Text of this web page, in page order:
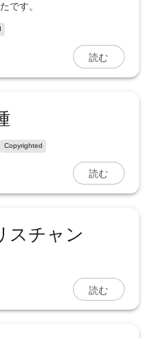
です。
読む
Copyrighted
読む
スチャン
読む